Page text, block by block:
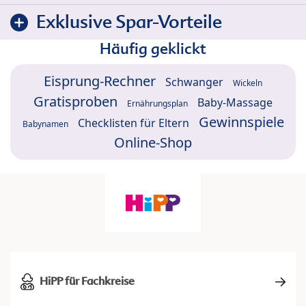
Exklusive Spar-Vorteile
Häufig geklickt
Eisprung-Rechner Schwanger Wickeln
Gratisproben Ernährungsplan Baby-Massage
Babynamen Checklisten für Eltern
Gewinnspiele
Online-Shop
HiPP für Fachkreise